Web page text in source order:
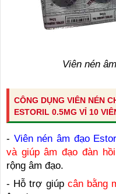
Viên nén
CÔNG DỤNG VIÊN NÉN
ESTORIL 0.5MG VỈ 10
- Viên nén âm đạo
và giúp âm đạo đàn
rộng âm đạo.
- Hỗ trợ giúp cân bằng